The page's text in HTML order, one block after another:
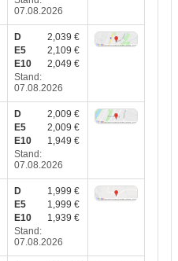
07.08.2026
D
2,039 €
E5
2,109 €
E10
2,049 €
Stand:
07.08.2026
D
2,009 €
E5
2,009 €
E10
1,949 €
Stand:
07.08.2026
D
1,999 €
E5
1,999 €
E10
1,939 €
Stand:
07.08.2026